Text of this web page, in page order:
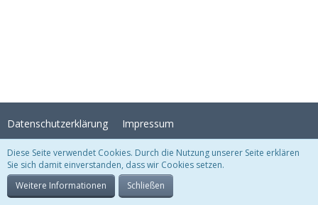
Datenschutzerklärung Impressum
Stil:Crystal Temptation , erstellt vonKittMedia
Community-Software:
Diese Seite verwendet Cookies. Durch die Nutzung unserer Seite erklären
Sie sich damit einverstanden, dass wir Cookies setzen.
Weitere Informationen
Schließen